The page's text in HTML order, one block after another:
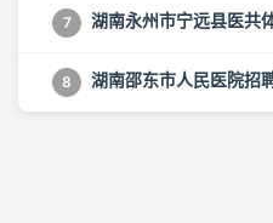
7 湖南永州市宁远县医共
8 湖南邵东市人民医院招